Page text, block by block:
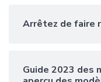
Arrêtez de faire
Guide 2023 des